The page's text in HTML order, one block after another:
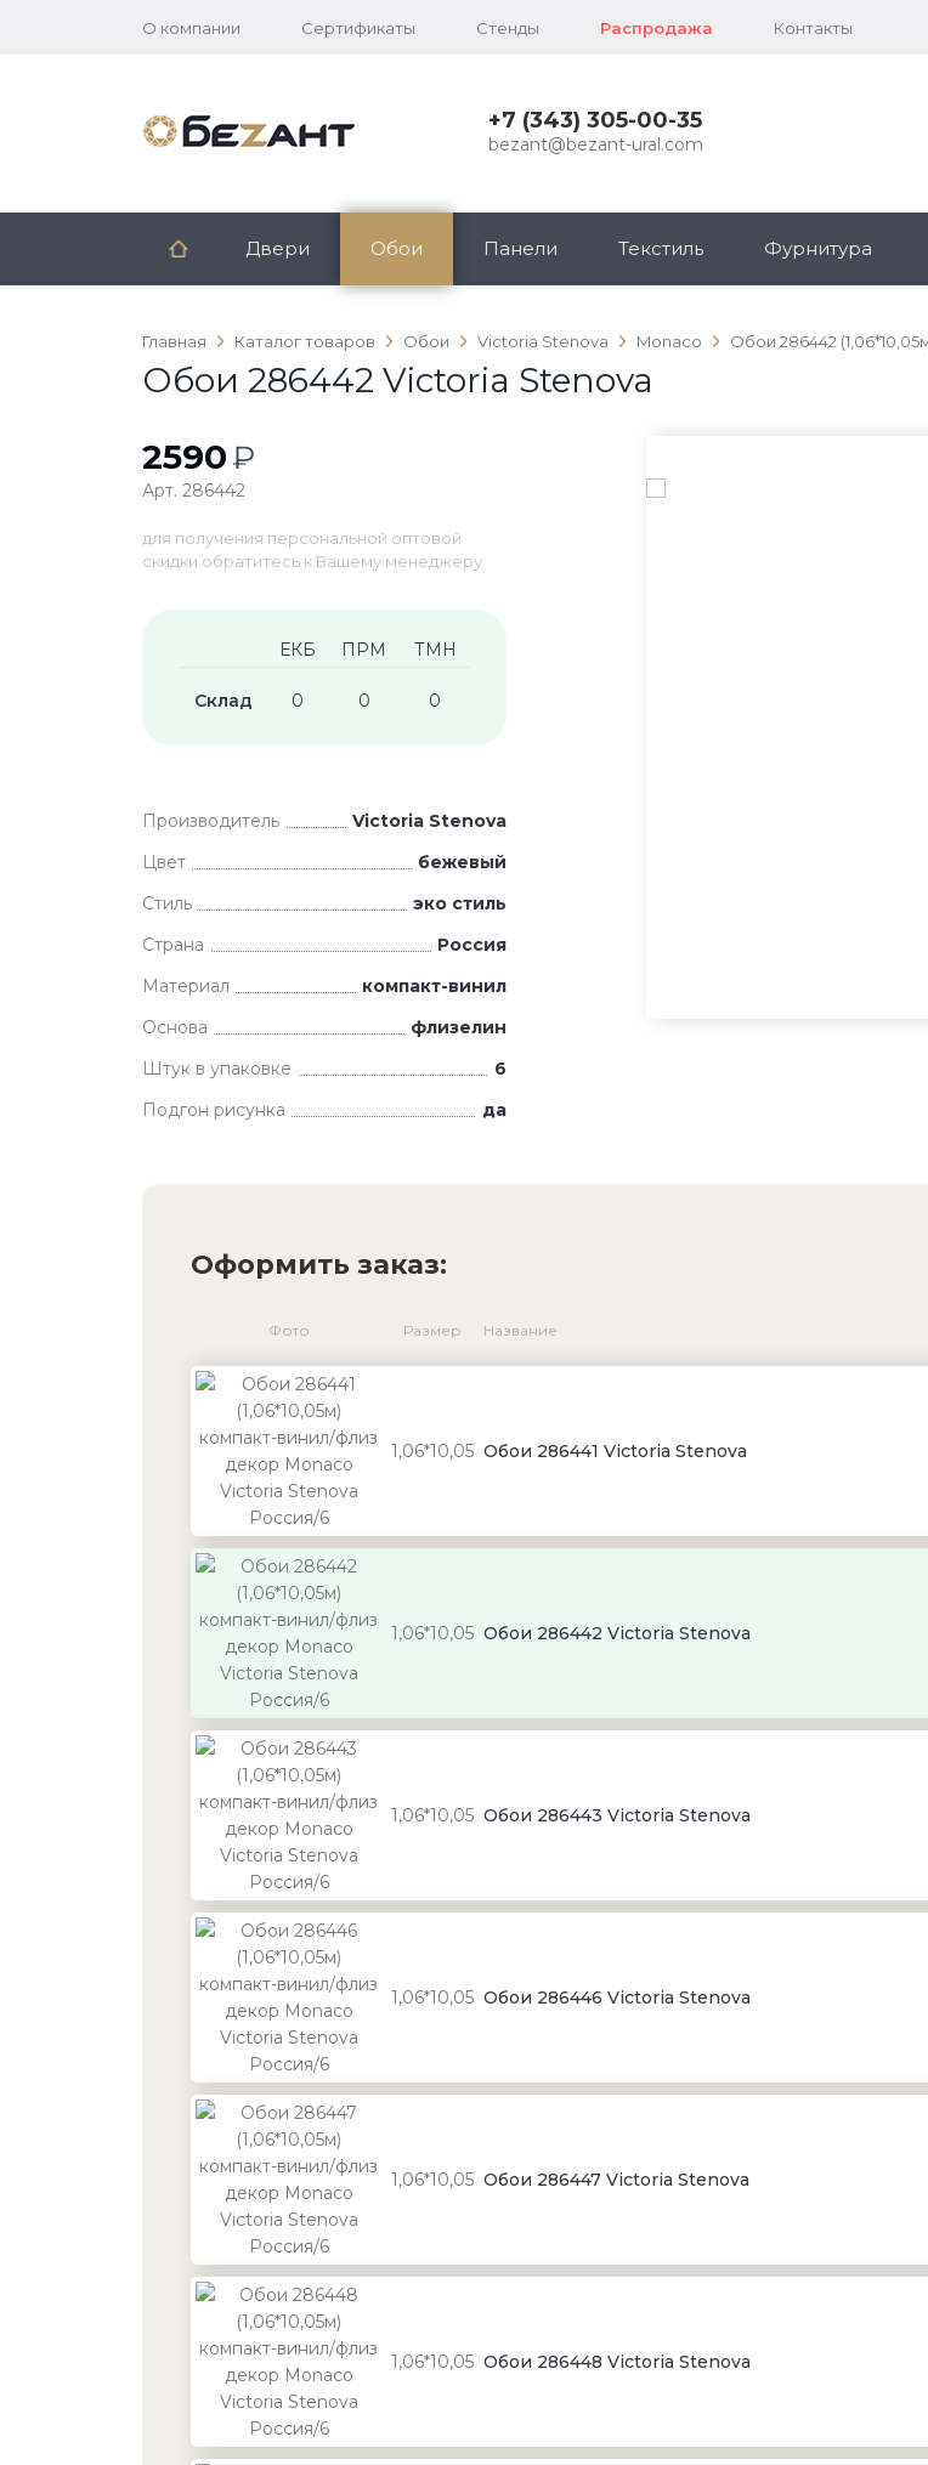
О компании Сертификаты Стенды Распродажа Контакты
+7 (343) 305-00-35
bezant@bezant-ural.com
Двери Обои Панели Текстиль Фурнитура
Главная Каталог товаров Обои Victoria Stenova Monaco Обои 286442
Обои 286442 Victoria Stenova
2590₽
Арт. 286442
для получения персональной оптовой
скидки обратитесь к Вашему менеджеру
ЕКБ ПРМ ТМН
Склад 0 0 0
Производитель
Victoria Stenova
Цвет
бежевый
Стиль
эко стиль
Страна
Россия
Материал
компакт-винил
Основа
флизелин
Штук в упаковке
6
Подгон рисунка
да
Оформить заказ:
Фото Размер Название
1,06*10,05 Обои 286441 Victoria Stenova
1,06*10,05 Обои 286442 Victoria Stenova
1,06*10,05 Обои 286443 Victoria Stenova
1,06*10,05 Обои 286446 Victoria Stenova
1,06*10,05 Обои 286447 Victoria Stenova
1,06*10,05 Обои 286448 Victoria Stenova